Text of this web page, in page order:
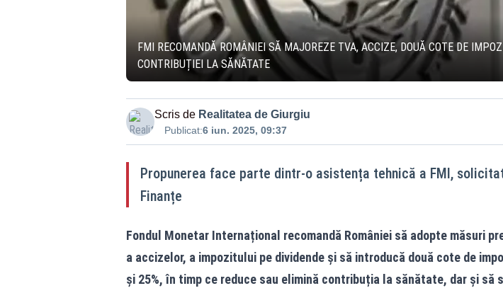
FMI RECOMANDĂ ROMÂNIEI SĂ MAJOREZE TVA, ACCIZE, DOUĂ COTE DE
CONTRIBUȚIEI LA SĂNĂTATE
Scris de Realitatea de Giurgiu
Publicat:6 iun. 2025, 09:37
Propunerea face parte dintr-o asistența tehnică a FMI,
Finanțe
Fondul Monetar Internațional recomandă României să adopte măsuri
a accizelor, a impozitului pe dividende și să introducă două cote de
și 25%, în timp ce reduce sau elimină contribuția la sănătate, dar și să